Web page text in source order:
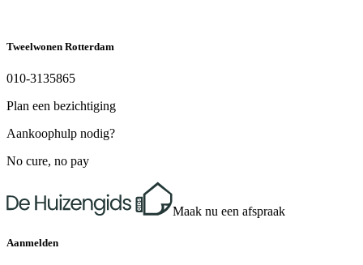
Tweelwonen Rotterdam
010-3135865
Plan een bezichtiging
Aankoophulp nodig?
No cure, no pay
Maak nu een afspraak
Aanmelden